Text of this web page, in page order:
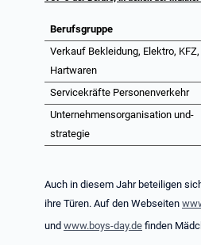
Berufsgruppe
Verkauf Bekleidung, Elektro, KFZ,
Hartwaren
Servicekräfte Personenverkehr
Unternehmensorganisation und-
strategie
Auch in diesem Jahr beteiligen
ihre Türen. Auf den Webseiten
und www.boys-day.de finden